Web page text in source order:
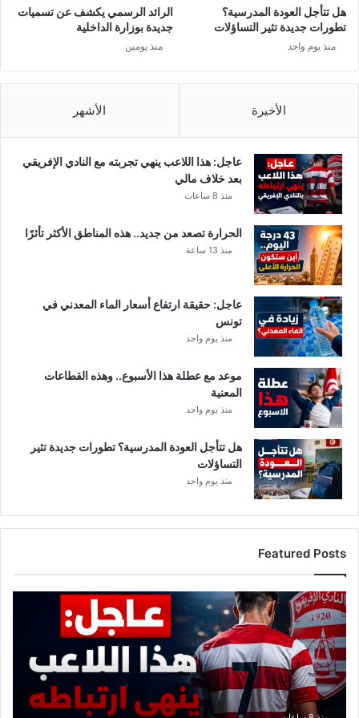
ن
!
هل تتأجل العودة المدرسية؟
تطورات جديدة تثير التساؤلات
منذ يوم واحد
الرائد الرسمي يكشف عن تسميات
جديدة بوزارة الداخلية
منذ يومين
الأخيرة الأشهر
عاجل: هذا اللاعب ينهي تجربته مع النادي الإفريقي
بعد خلاف مالي
منذ 8 ساعات
الحرارة تصعد من جديد.. هذه المناطق الأكثر تأثرًا
منذ 13 ساعة
عاجل: حقيقة ارتفاع أسعار الماء المعدني في
تونس
منذ يوم واحد
موعد مع عطلة هذا الأسبوع.. وهذه القطاعات
المعنية
منذ يوم واحد
هل تتأجل العودة المدرسية؟ تطورات جديدة تثير
التساؤلات
منذ يوم واحد
Featured Posts
ع
ا
ل
ه